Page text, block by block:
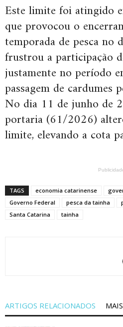
Este limite foi atingido
que provocou o
temporada de pesca no
frustrou a participação
justamente no período
passagem de cardumes
No dia 11 de junho de
portaria (61/2026)
limite, elevando a cota
TAGS economia catarinense
Governo Federal
pesca da tainha
Santa Catarina
tainha
ARTIGOS RELACIONADOS